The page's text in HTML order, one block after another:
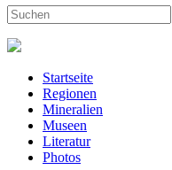
Startseite
Regionen
Mineralien
Museen
Literatur
Photos